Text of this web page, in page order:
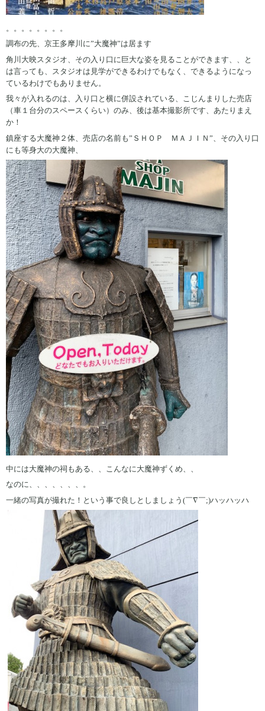
。。。。。。。。
調布の先、京王多摩川に”大魔神”は居ます
角川大映スタジオ、その入り口に巨大な姿を見ることができます、、と
は言っても、スタジオは見学ができるわけでもなく、できるようになっ
ているわけでもありません。
我々が入れるのは、入り口と横に併設されている、こじんまりした売店
（車１台分のスペースくらい）のみ、後は基本撮影所です、あたりまえ
か！
鎮座する大魔神２体、売店の名前も”ＳＨＯＰ ＭＡＪＩＮ”、その入り口
にも等身大の大魔神、
中には大魔神の祠もある、、こんなに大魔神ずくめ、、
なのに、、、、、、、。
一緒の写真が撮れた！という事で良しとしましょう(￣∇￣;)ハッハッハ